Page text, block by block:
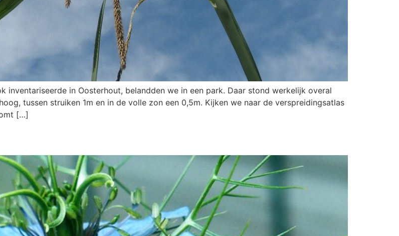
in Oosterhout, belandden we in een park. Daar stond werkelijk overal
tussen struiken 1m en in de volle zon een 0,5m. Kijken we naar de verspreidingsatlas
[…]